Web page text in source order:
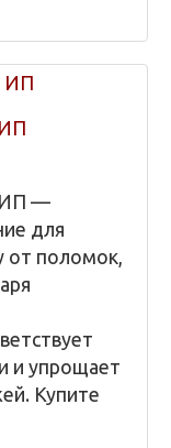
ИП —
для
от поломок,
и упрощает
Купите